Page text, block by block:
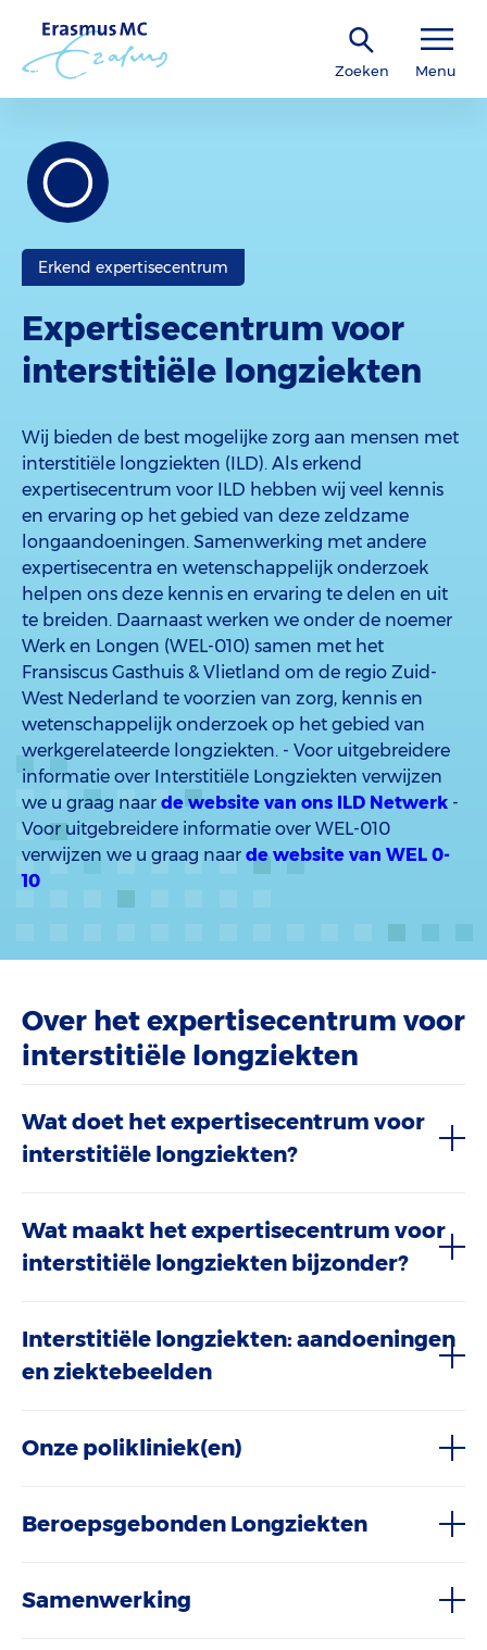
Zoeken Menu
Erkend expertisecentrum
Expertisecentrum voor
interstitiële longziekten
Wij bieden de best mogelijke zorg aan mensen met
interstitiële longziekten (ILD). Als erkend
expertisecentrum voor ILD hebben wij veel kennis
en ervaring op het gebied van deze zeldzame
longaandoeningen. Samenwerking met andere
expertisecentra en wetenschappelijk onderzoek
helpen ons deze kennis en ervaring te delen en uit
te breiden. Daarnaast werken we onder de noemer
Werk en Longen (WEL-010) samen met het
Fransiscus Gasthuis & Vlietland om de regio Zuid-
West Nederland te voorzien van zorg, kennis en
wetenschappelijk onderzoek op het gebied van
werkgerelateerde longziekten. - Voor uitgebreidere
informatie over Interstitiële Longziekten verwijzen
we u graag naar de website van ons ILD Netwerk -
Voor uitgebreidere informatie over WEL-010
verwijzen we u graag naar de website van WEL 0-
10
Over het expertisecentrum voor
interstitiële longziekten
Wat doet het expertisecentrum voor
interstitiële longziekten?
Wat maakt het expertisecentrum voor
interstitiële longziekten bijzonder?
Interstitiële longziekten: aandoeningen
en ziektebeelden
Onze polikliniek(en)
Beroepsgebonden Longziekten
Samenwerking